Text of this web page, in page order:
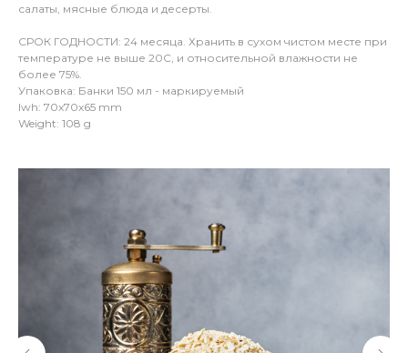
салаты, мясные блюда и десерты.
СРОК ГОДНОСТИ: 24 месяца. Хранить в сухом чистом месте при
температуре не выше 20С, и относительной влажности не
более 75%.
Упаковка: Банки 150 мл - маркируемый
lwh: 70x70x65 mm
Weight: 108 g